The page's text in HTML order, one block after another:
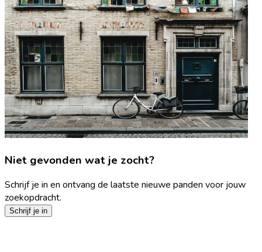
Niet gevonden wat je zocht?
Schrijf je in en ontvang de laatste nieuwe panden voor jouw
zoekopdracht.
Schrijf je in